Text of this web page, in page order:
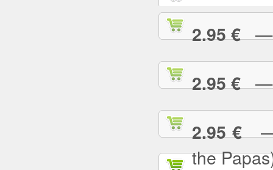
2.95 €—
2.95 €—
2.95 €—
the